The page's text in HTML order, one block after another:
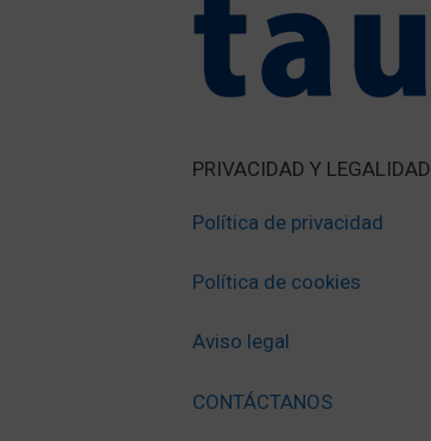
PRIVACIDAD Y LEGALIDAD
Política de privacidad
Política de cookies
Aviso legal
CONTÁCTANOS